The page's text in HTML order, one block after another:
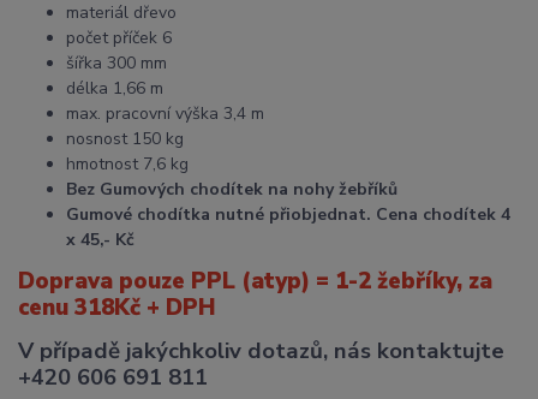
materiál dřevo
počet příček 6
šířka 300 mm
délka 1,66 m
max. pracovní výška 3,4 m
nosnost 150 kg
hmotnost 7,6 kg
Bez Gumových chodítek na nohy žebříků
Gumové chodítka nutné přiobjednat. Cena chodítek 4
x 45,- Kč
Doprava pouze PPL (atyp) = 1-2 žebříky, za
cenu 318Kč + DPH
V případě jakýchkoliv dotazů, nás kontaktujte
+420 606 691 811